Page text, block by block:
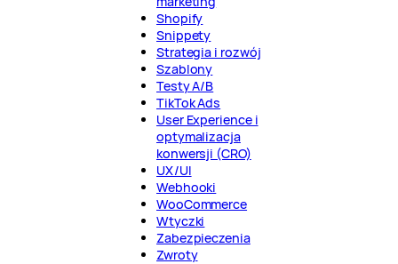
Shopify
Snippety
Strategia i rozwój
Szablony
Testy A/B
TikTok Ads
User Experience i
optymalizacja
konwersji (CRO)
UX/UI
Webhooki
WooCommerce
Wtyczki
Zabezpieczenia
Zwroty